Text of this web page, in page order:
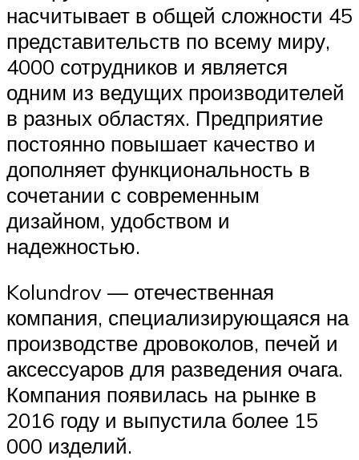
насчитывает в общей сложности 45
представительств по всему миру,
4000 сотрудников и является
одним из ведущих производителей
в разных областях. Предприятие
постоянно повышает качество и
дополняет функциональность в
сочетании с современным
дизайном, удобством и
надежностью.
Kolundrov — отечественная
компания, специализирующаяся на
производстве дровоколов, печей и
аксессуаров для разведения очага.
Компания появилась на рынке в
2016 году и выпустила более 15
000 изделий.